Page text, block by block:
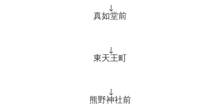
↓
真如堂前
↓
東天王町
↓
熊野神社前